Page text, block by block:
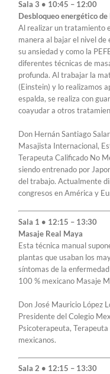
Sala 3 • 10:45 – 12:00
Desbloqueo energético
Al realizar un tratamiento
manera al bajar el nivel
su ansiedad y como la
diferentes técnicas de
profunda. Al trabajar la
(Einstein) y lo realizamos
espalda, se realiza con
coayudar a otros
Don Hernán Santiago
Masajista Internacional,
Terapeuta Calificado No
siendo entrenado por
del trabajo. Actualmente
congresos en América y
Sala 1 • 12:15 – 13:30
Masaje Real Maya
Esta técnica manual
plantas que usaban los
síntomas de la
100 % mexicano Masaje
Don José Mauricio López
Presidente del Colegio
Psicoterapeuta,
mexicanos.
Sala 2 • 12:15 – 13:30